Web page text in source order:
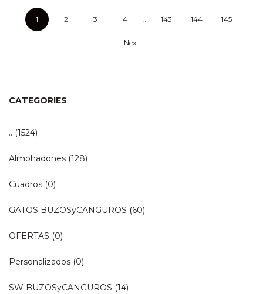
1 2 3 4 … 143 144 145
Next
CATEGORIES
.. (1524)
Almohadones (128)
Cuadros (0)
GATOS BUZOSyCANGUROS (60)
OFERTAS (0)
Personalizados (0)
SW BUZOSyCANGUROS (14)